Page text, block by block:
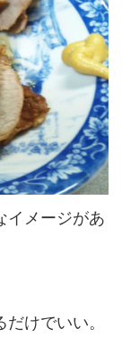
イメージがあ
けでいい。